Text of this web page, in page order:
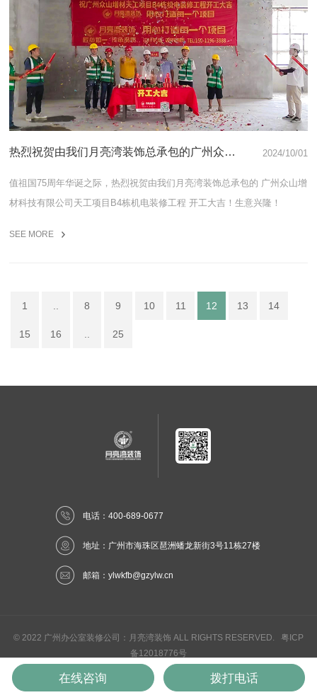
热烈祝贺由我们月亮湾装饰总承包的广州众山
程
2024/10/01
值祖国75周年华诞之际，热烈祝贺由我们月亮湾装饰总承包的 广州众山增
材科技有限公司天工项目B4栋机电装修工程 开工大吉！生意兴隆！
SEE MORE
1 8 9 10 11 12 13 14
15 16 25
电话：400-689-0677
地址：广州市海珠区琶洲蟠龙新街3号11栋27楼
邮箱：ylwkfb@gzylw.cn
© 2022 广州办公室装修公司：月亮湾装饰 ALL RIGHTS RESERVED. 粤ICP
备12018776号
丨
在线咨询 拨打电话